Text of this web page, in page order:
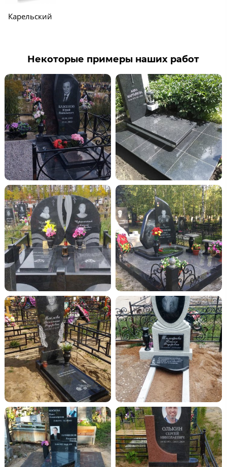
Карельский
Некоторые примеры наших работ